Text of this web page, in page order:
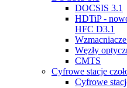
DOCSIS 3.1
HDTiP -
HFC D3.1
Węzły
CMTS
Cyfrowe stacje
Cyfrowe